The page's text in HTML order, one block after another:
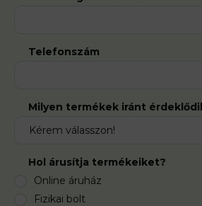
Telefonszám
Milyen termékek iránt
Hol árusítja termékeiket?
Online áruház
Fizikai bolt